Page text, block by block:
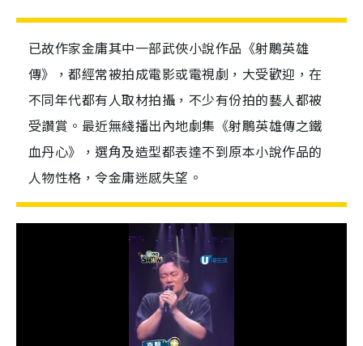
已故作家金庸其中一部武俠小說作品《射鵰英雄
傳》，都經常被拍成電影或電視劇，大受歡迎，在
不同年代都有人取材拍攝，不少有份拍的藝人都被
受讚賞。最近無綫播出內地劇集《射鵰英雄傳之鐵
血丹心》，選角及造型都表達不到原本小說作品的
人物性格，令金庸迷感失望。